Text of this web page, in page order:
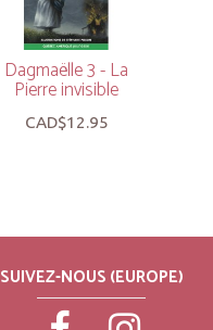
Dagmaëlle 3 - La
Pierre invisible
CAD$12.95
SUIVEZ-NOUS (EUROPE)